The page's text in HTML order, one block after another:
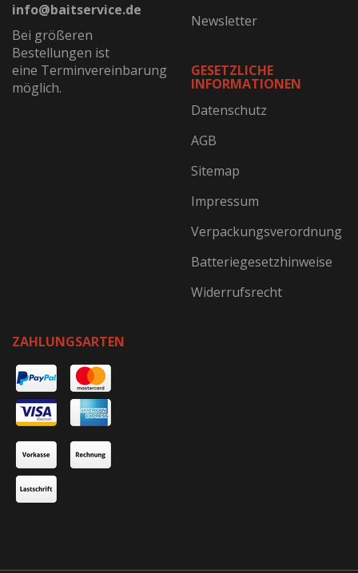
info@baitservice.de
Bei größeren
Bestellungen ist
eine Terminvereinbarung
möglich.
Newsletter
GESETZLICHE
INFORMATIONEN
Datenschutz
AGB
Sitemap
Impressum
Verpackungsverordnung
Batteriegesetzhinweise
Widerrufsrecht
ZAHLUNGSARTEN